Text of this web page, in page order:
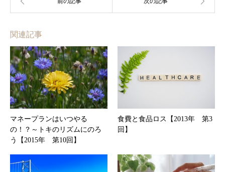
関連記事
マネープランはいつやる
の！？～トキのリズムにのろ
う【2015年 第10回】
食費と食品ロス【2013年 第3
回】